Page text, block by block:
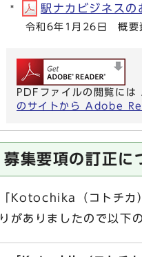
駅ナカビジネス
令和6年1月26日 概要
PDFファイルの閲覧に
のサイトから Adobe
募集要項の訂正に
「Kotochika（コトチカ
りがありましたので以下